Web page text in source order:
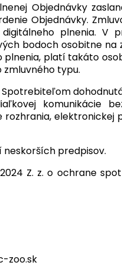
Objednávky
Objednávky.
plnenia. V
bodoch osobitne na
plnenia, platí takáto
typu.
komunikácie
elektronickej
neskorších predpisov.
Z. z. o ochrane
zoo.sk